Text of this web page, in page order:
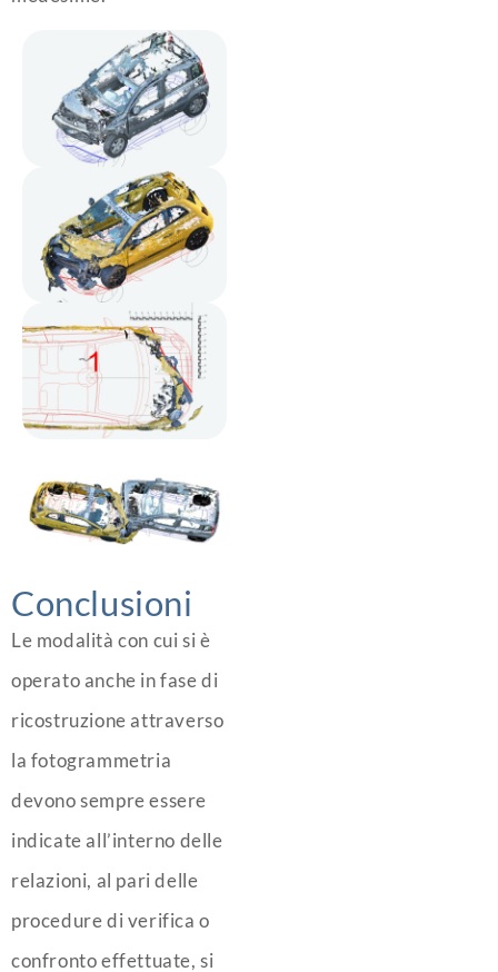
Conclusioni
Le modalità con cui si è
operato anche in fase di
ricostruzione attraverso
la fotogrammetria
devono sempre essere
indicate all’interno delle
relazioni, al pari delle
procedure di verifica o
confronto effettuate, si